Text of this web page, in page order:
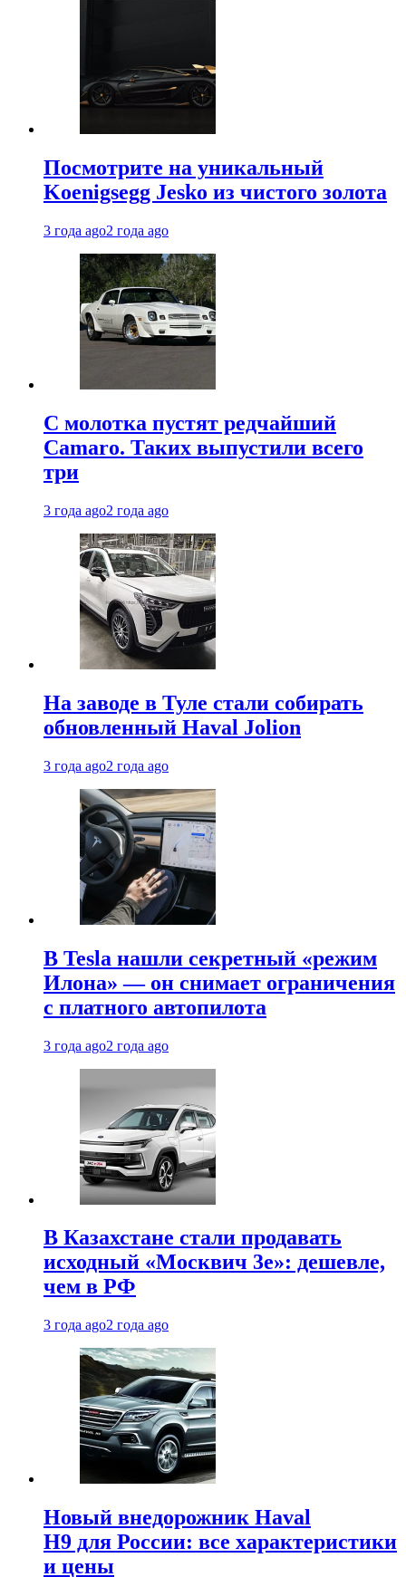
Посмотрите на уникальный
Koenigsegg Jesko из чистого золота
3 года ago2 года ago
С молотка пустят редчайший
Camaro. Таких выпустили всего
три
3 года ago2 года ago
На заводе в Туле стали собирать
обновленный Haval Jolion
3 года ago2 года ago
В Tesla нашли секретный «режим
Илона» — он снимает ограничения
с платного автопилота
3 года ago2 года ago
В Казахстане стали продавать
исходный «Москвич 3e»: дешевле,
чем в РФ
3 года ago2 года ago
Новый внедорожник Haval
H9 для России: все характеристики
и цены